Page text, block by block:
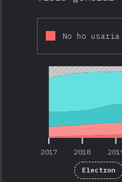
No ho usaria
2017 2018
2017 2018
Electron